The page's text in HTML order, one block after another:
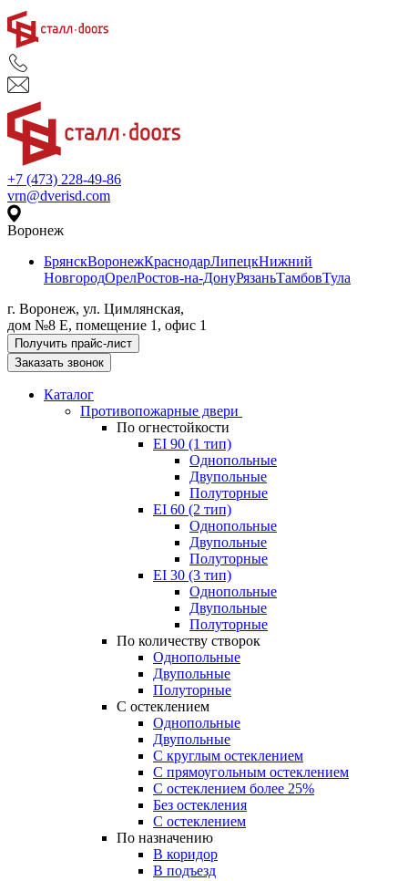
+7 (473) 228-49-86
vrn@dverisd.com
Воронеж
БрянскВоронежКраснодарЛипецкНижний
НовгородОрелРостов-на-ДонуРязаньТамбовТула
г. Воронеж, ул. Цимлянская,
дом №8 Е, помещение 1, офис 1
Получить прайс-лист
Заказать звонок
Каталог
Противопожарные двери
По огнестойкости
EI 90 (1 тип)
Однопольные
Двупольные
Полуторные
EI 60 (2 тип)
Однопольные
Двупольные
Полуторные
EI 30 (3 тип)
Однопольные
Двупольные
Полуторные
По количеству створок
Однопольные
Двупольные
Полуторные
С остеклением
Однопольные
Двупольные
С круглым остеклением
С прямоугольным остеклением
С остеклением более 25%
Без остекления
С остеклением
По назначению
В коридор
В подъезд